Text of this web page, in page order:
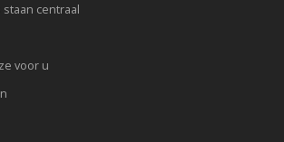
staan centraal
voor u